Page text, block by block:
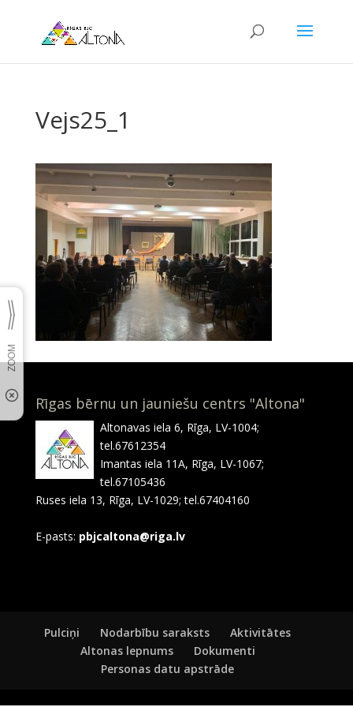
Vejs25_1
Rīgas bērnu un jauniešu centrs "Altona"
Altonavas iela 6, Rīga, LV-1004;
tel.67612354
Imantas iela 11A, Rīga, LV-1067;
tel.67105436
Ruses iela 13, Rīga, LV-1029; tel.67404160
E-pasts: pbjcaltona@riga.lv
Pulciņi Nodarbību saraksts
Aktivitātes
Altonas lepnums
Dokumenti
Personas datu apstrāde